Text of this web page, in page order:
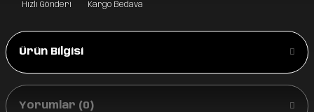
Hızlı Gönderi Kargo Bedava
Ürün Bilgisi
Yorumlar (0)